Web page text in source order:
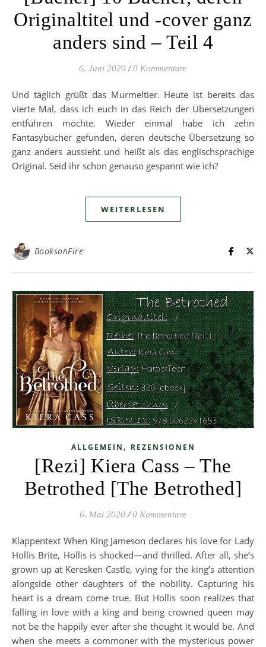
Originaltitel und -cover ganz
anders sind – Teil 4
6. Juni 2020 / 0 Kommentare
Und täglich grüßt das Murmeltier. Heute ist bereits das
vierte Mal, dass ich euch in das Reich der Übersetzungen
entführen möchte. Wieder einmal habe ich zehn
Fantasybücher gefunden, deren deutsche Übersetzung so
ganz anders aussieht und heißt als das englischsprachige
Original. Seid ihr schon genauso gespannt wie ich?
WEITERLESEN
BooksonFire
ALLGEMEIN , REZENSIONEN
[Rezi] Kiera Cass – The
Betrothed [The Betrothed]
6. Mai 2020 / 0 Kommentare
Klappentext When King Jameson declares his love for Lady
Hollis Brite, Hollis is shocked—and thrilled. After all, she’s
grown up at Keresken Castle, vying for the king’s attention
alongside other daughters of the nobility. Capturing his
heart is a dream come true. But Hollis soon realizes that
falling in love with a king and being crowned queen may
not be the happily ever after she thought it would be. And
when she meets a commoner with the mysterious power